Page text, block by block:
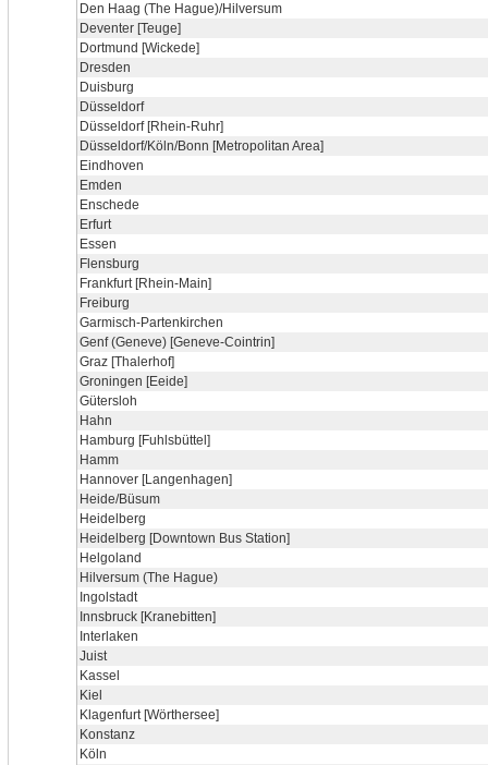
Den Haag (The Hague)/Hilversum
Deventer [Teuge]
Dortmund [Wickede]
Dresden
Duisburg
Düsseldorf
Düsseldorf [Rhein-Ruhr]
Düsseldorf/Köln/Bonn [Metropolitan Area]
Eindhoven
Emden
Enschede
Erfurt
Essen
Flensburg
Frankfurt [Rhein-Main]
Freiburg
Garmisch-Partenkirchen
Genf (Geneve) [Geneve-Cointrin]
Graz [Thalerhof]
Groningen [Eeide]
Gütersloh
Hahn
Hamburg [Fuhlsbüttel]
Hamm
Hannover [Langenhagen]
Heide/Büsum
Heidelberg
Heidelberg [Downtown Bus Station]
Helgoland
Hilversum (The Hague)
Ingolstadt
Innsbruck [Kranebitten]
Interlaken
Juist
Kassel
Kiel
Klagenfurt [Wörthersee]
Konstanz
Köln